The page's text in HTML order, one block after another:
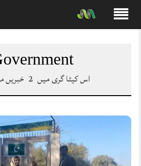
اس کیٹا گری میں 2 خبریں